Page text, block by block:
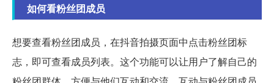
如何看粉丝团成员
想要查看粉丝团成员，在抖音拍摄页面中点击粉丝团标
志，即可查看成员列表。这个功能可以让用户了解自己的